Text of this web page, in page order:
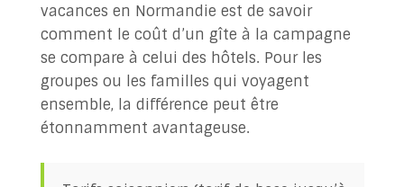
vacances en Normandie est de savoir
comment le coût d’un gîte à la campagne
se compare à celui des hôtels. Pour les
groupes ou les familles qui voyagent
ensemble, la différence peut être
étonnamment avantageuse.